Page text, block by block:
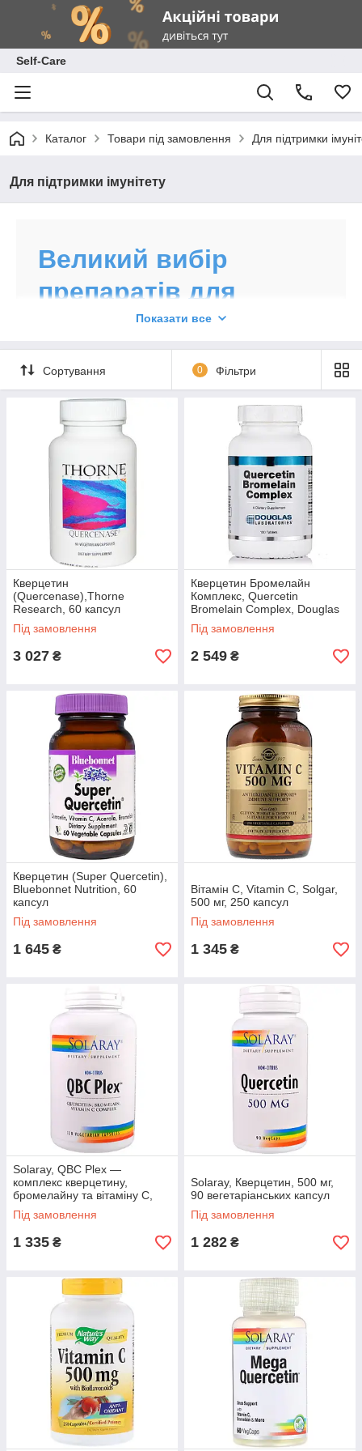
Self-Care
Каталог Товари під замовлення Для підтримки
Для підтримки імунітету
Великий вибір
препаратів для
підтримки імунітету
профілактики багатьох захворювань,
зменшення тривалості та важкості
перебігу застуди.
ТОП продажів
Вітамін C жувальний, Chewable
Vitamin C, Solgar, 500 мг, 90 таблеток
Препарат без ГМО, глютену, підтримує імунітет
і має антиоксидантну дію, сприяє утворенню
колагену. Виробництво — США.
Дитячі жувальні вітаміни — цинк,
вітамін С і вітамін D3 L'il Critters,
Immune C, 190 жувальних таблеток
Харчова добавка з натуральними фруктовими
ароматизаторами, підтримує імунітет, містить
ехінацею. Без глютену та синтетичних
барвників. Вироблено в США.
Показати все
Сортування 0 Фільтри
Кверцетин
(Quercenase),Thorne
Research, 60 капсул
Під замовлення
3 027 ₴
Кверцетин Бромелайн
Комплекс, Quercetin
Bromelain Complex, Douglas
Laboratories, 100 таблеток
Під замовлення
2 549 ₴
Кверцетин (Super Quercetin),
Bluebonnet Nutrition, 60
капсул
Під замовлення
1 645 ₴
Вітамін С, Vitamin C, Solgar,
500 мг, 250 капсул
Під замовлення
1 345 ₴
Solaray, QBC Plex —
комплекс кверцетину,
бромелайну та вітаміну С,
120 вегетаріанських капсул
Під замовлення
1 335 ₴
Solaray, Кверцетин, 500 мг,
90 вегетаріанських капсул
Під замовлення
1 282 ₴